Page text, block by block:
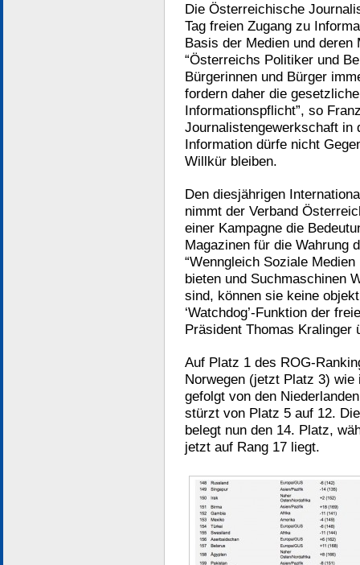
Die Österreichische
Tag freien Zugang zu
Basis der Medien und
“Österreichs Politiker und
Bürgerinnen und Bürger
fordern daher die
Informationspflicht”, so
Journalistengewerkschaft in
Information dürfe nicht
Willkür bleiben.
Den diesjährigen
nimmt der Verband
einer Kampagne die
Magazinen für die Wahrung
“Wenngleich Soziale
bieten und Suchmaschinen
sind, können sie keine
‘Watchdog’-Funktion der
Präsident Thomas Kralinger
Auf Platz 1 des ROG-
Norwegen (jetzt Platz 3) wie
gefolgt von den
stürzt von Platz 5 auf 12.
belegt nun den 14. Platz,
jetzt auf Rang 17 liegt.